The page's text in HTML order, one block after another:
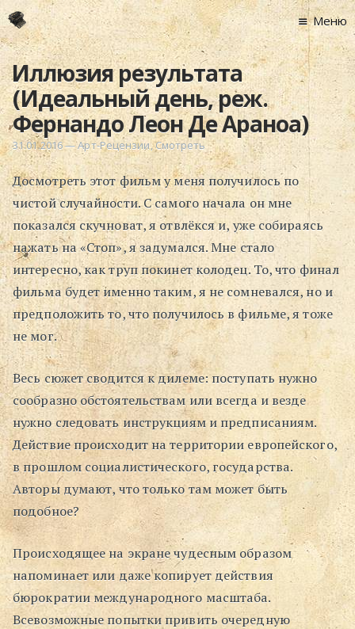
Главная
Новости
Графоманство
* Автотекст
*
* Хронограф
Арт-Рецензии
* Слушать
* Смотреть
* Читать
* По жизни
Блог
Поиск
Меню
Иллюзия результата
(Идеальный день, реж.
Фернандо Леон Де Араноа)
31.01.2016—Арт-Рецензии,Смотреть
Досмотреть этот фильм у меня получилось по
чистой случайности. С самого начала он мне
показался скучноват, я отвлёкся и, уже собираясь
нажать на «Стоп», я задумался. Мне стало
интересно, как труп покинет колодец. То, что финал
фильма будет именно таким, я не сомневался, но и
предположить то, что получилось в фильме, я тоже
не мог.
Весь сюжет сводится к дилеме: поступать нужно
сообразно обстоятельствам или всегда и везде
нужно следовать инструкциям и предписаниям.
Действие происходит на территории европейского,
в прошлом социалистического, государства.
Авторы думают, что только там может быть
подобное?
Происходящее на экране чудесным образом
напоминает или даже копирует действия
бюрократии международного масштаба.
Всевозможные попытки привить очередную